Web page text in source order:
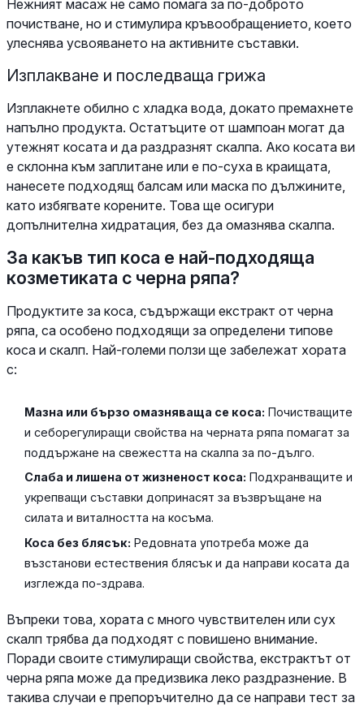
Нежният масаж не само помага за по-доброто
почистване, но и стимулира кръвообращението, което
улеснява усвояването на активните съставки.
Изплакване и последваща грижа
Изплакнете обилно с хладка вода, докато премахнете
напълно продукта. Остатъците от шампоан могат да
утежнят косата и да раздразнят скалпа. Ако косата ви
е склонна към заплитане или е по-суха в краищата,
нанесете подходящ балсам или маска по дължините,
като избягвате корените. Това ще осигури
допълнителна хидратация, без да омазнява скалпа.
За какъв тип коса е най-подходяща
козметиката с черна ряпа?
Продуктите за коса, съдържащи екстракт от черна
ряпа, са особено подходящи за определени типове
коса и скалп. Най-големи ползи ще забележат хората
с:
Мазна или бързо омазняваща се коса: Почистващите
и себорегулиращи свойства на черната ряпа помагат за
поддържане на свежестта на скалпа за по-дълго.
Слаба и лишена от жизненост коса: Подхранващите и
укрепващи съставки допринасят за възвръщане на
силата и виталността на косъма.
Коса без блясък: Редовната употреба може да
възстанови естествения блясък и да направи косата да
изглежда по-здрава.
Въпреки това, хората с много чувствителен или сух
скалп трябва да подходят с повишено внимание.
Поради своите стимулиращи свойства, екстрактът от
черна ряпа може да предизвика леко раздразнение. В
такива случаи е препоръчително да се направи тест за